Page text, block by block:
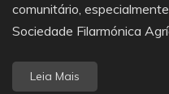
comunitário,
Sociedade Filarmónica
Leia Mais